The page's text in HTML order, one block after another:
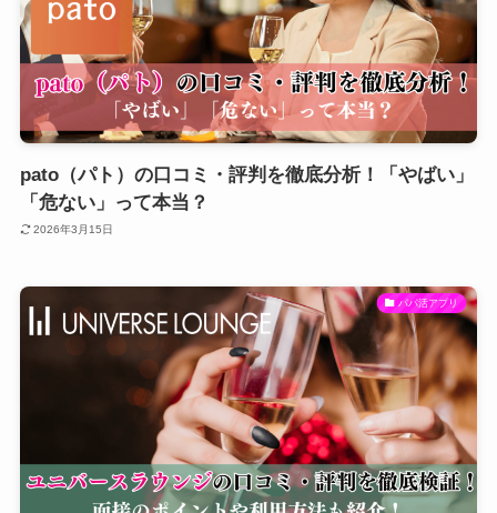
pato（パト）の口コミ・評判を徹底分析！「やばい」
「危ない」って本当？
2026年3月15日
パパ活アプリ